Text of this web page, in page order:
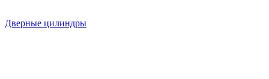
Дверные цилиндры